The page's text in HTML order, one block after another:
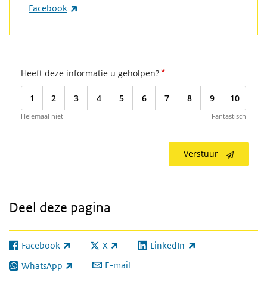
Facebook
Heeft deze informatie u geholpen?*
1 2 3 4 5 6 7 8 9 10
Helemaal niet Fantastisch
Verstuur
Deel deze pagina
Facebook
(externe link) X
(externe link) LinkedIn
(externe link)
WhatsApp
(externe link) E-mail